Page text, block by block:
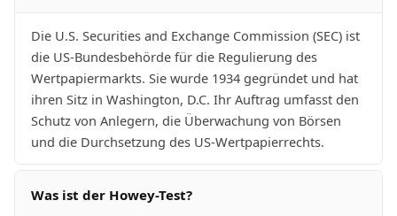
Die U.S. Securities and Exchange Commission (SEC) ist
die US-Bundesbehörde für die Regulierung des
Wertpapiermarkts. Sie wurde 1934 gegründet und hat
ihren Sitz in Washington, D.C. Ihr Auftrag umfasst den
Schutz von Anlegern, die Überwachung von Börsen
und die Durchsetzung des US-Wertpapierrechts.
Was ist der Howey-Test?